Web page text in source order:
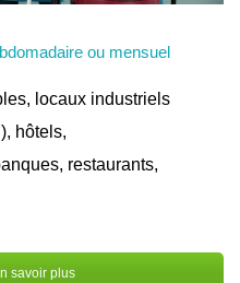
ou mensuel
locaux industriels
hôtels,
restaurants,
savoir plus